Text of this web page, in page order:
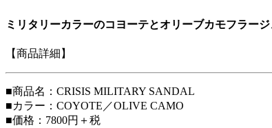
ミリタリーカラーのコヨーテとオリーブカモフラージ
【商品詳細】
■商品名：CRISIS MILITARY SANDAL
■カラー：COYOTE／OLIVE CAMO
■価格：7800円＋税